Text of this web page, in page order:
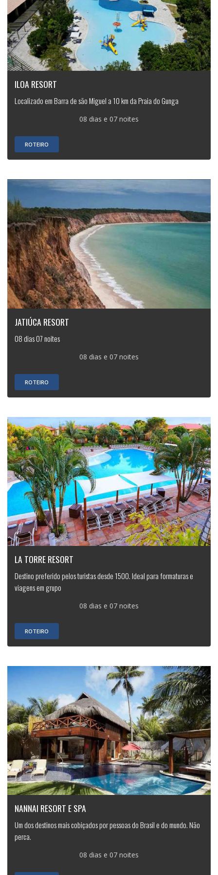
ILOA RESORT
Localizado em Barra de são Miguel a 10 km da Praia do Gunga
08 dias e 07 noites
ROTEIRO
JATIÚCA RESORT
08 dias 07 noites
08 dias e 07 noites
ROTEIRO
LA TORRE RESORT
Destino preferido pelos turistas desde 1500. Ideal para formaturas e
viagens em grupo
08 dias e 07 noites
ROTEIRO
NANNAI RESORT E SPA
Um dos destinos mais cobiçados por pessoas do Brasil e do mundo. Não
perca.
08 dias e 07 noites